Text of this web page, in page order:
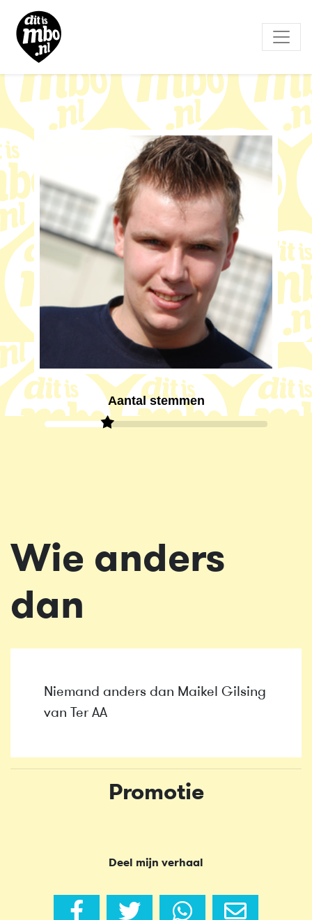
Aantal stemmen
Wie anders
dan
Niemand anders dan Maikel Gilsing
van Ter AA
Promotie
Deel mijn verhaal